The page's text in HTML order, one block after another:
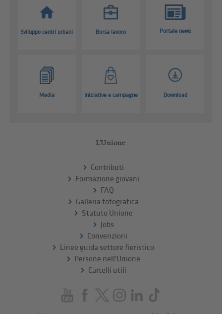
Sviluppo centri urbani Borsa lavoro Portale news
Media Iniziative e campagne Download
L'Unione
Contributi
Formazione giovani
FAQ
Galleria fotografica
Statuto Unione
Jobs
Convenzioni
Linee guida settore fieristico
Persone nell'Unione
Cartelli utili